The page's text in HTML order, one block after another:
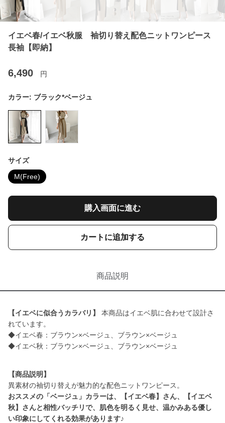
イエベ春/イエベ秋服 袖切り替え配色ニットワンピース
長袖【即納】
6,490 円
カラー: ブラック*ベージュ
サイズ
M(Free)
購入画面に進む
カートに追加する
商品説明
【イエベに似合うカラバリ】
本商品はイエベ肌に合わせて設計さ
れています。
◆イエベ春：ブラウン×ベージュ、ブラウン×ベージュ
◆イエベ秋：ブラウン×ベージュ、ブラウン×ベージュ
【商品説明】
おススメの「ベージュ」カラーは、【イエベ春】さん、【イエベ
秋】さんと相性バッチリで、肌色を明るく見せ、温かみある優し
い印象にしてくれる効果があります♪